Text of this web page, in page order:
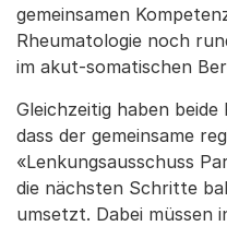
gemeinsamen
Rheumatologie noch
im akut-somatischen
Gleichzeitig haben beide
dass der gemeinsame
«Lenkungsausschuss
die nächsten Schritte
umsetzt. Dabei müssen